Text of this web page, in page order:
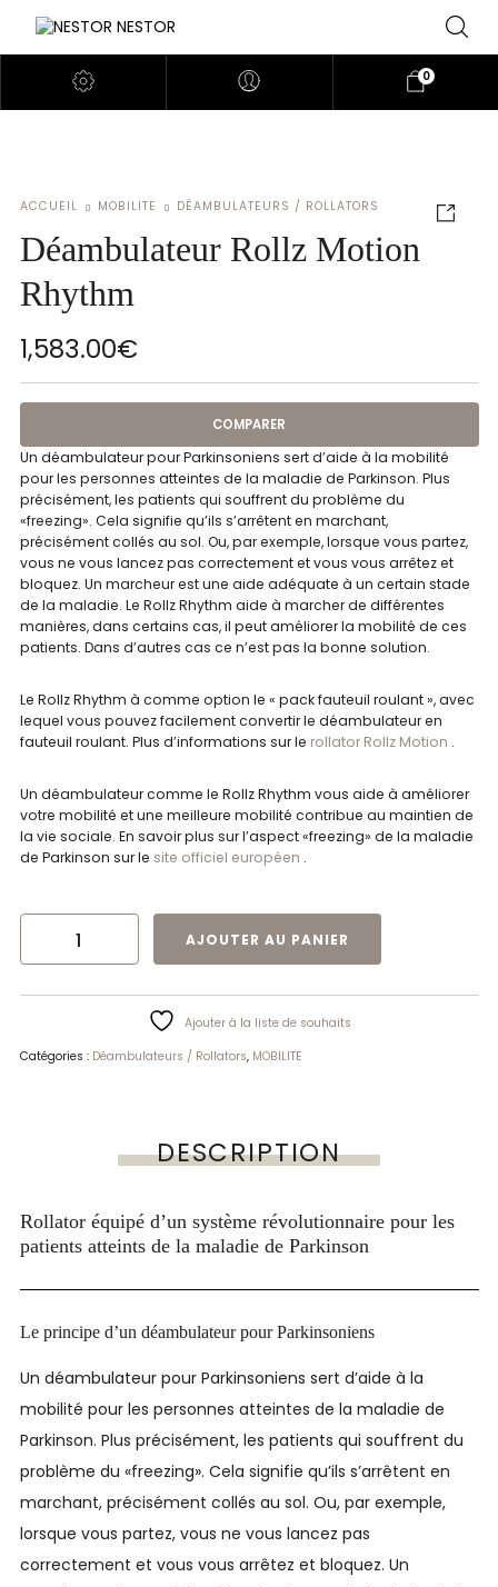
0
ACCUEIL MOBILITE DÉAMBULATEURS / ROLLATORS
Déambulateur Rollz Motion
Rhythm
1,583.00€
Un déambulateur pour Parkinsoniens sert d’aide à la mobilité
pour les personnes atteintes de la maladie de Parkinson. Plus
précisément, les patients qui souffrent du problème du
«freezing». Cela signifie qu’ils s’arrêtent en marchant,
précisément collés au sol. Ou, par exemple, lorsque vous partez,
vous ne vous lancez pas correctement et vous vous arrêtez et
bloquez. Un marcheur est une aide adéquate à un certain stade
de la maladie. Le Rollz Rhythm aide à marcher de différentes
manières, dans certains cas, il peut améliorer la mobilité de ces
patients. Dans d’autres cas ce n’est pas la bonne solution.
Le Rollz Rhythm à comme option le « pack fauteuil roulant », avec
lequel vous pouvez facilement convertir le déambulateur en
fauteuil roulant. Plus d’informations sur le rollator Rollz Motion .
Un déambulateur comme le Rollz Rhythm vous aide à améliorer
votre mobilité et une meilleure mobilité contribue au maintien de
la vie sociale. En savoir plus sur l’aspect «freezing» de la maladie
de Parkinson sur le site officiel européen .
QUANTITÉ DE DÉAMBULATEUR ROLLZ MOTION RHYTHM
AJOUTER AU PANIER
Ajouter à la liste de souhaits
COMPARER
Catégories : Déambulateurs / Rollators, MOBILITE
DESCRIPTION
Rollator équipé d’un système révolutionnaire pour les
patients atteints de la maladie de Parkinson
Le principe d’un déambulateur pour Parkinsoniens
Un déambulateur pour Parkinsoniens sert d’aide à la
mobilité pour les personnes atteintes de la maladie de
Parkinson. Plus précisément, les patients qui souffrent du
problème du «freezing». Cela signifie qu’ils s’arrêtent en
marchant, précisément collés au sol. Ou, par exemple,
lorsque vous partez, vous ne vous lancez pas
correctement et vous vous arrêtez et bloquez. Un